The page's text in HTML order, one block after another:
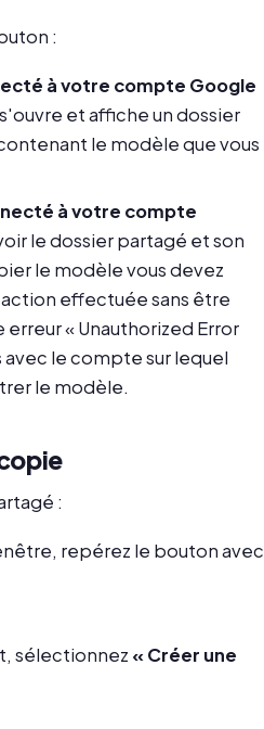
:
à votre compte Google
et affiche un dossier
le modèle que vous
à votre compte
le dossier partagé et son
le modèle vous devez
effectuée sans être
« Unauthorized Error
le compte sur lequel
le modèle.
:
repérez le bouton avec
sélectionnez « Créer une